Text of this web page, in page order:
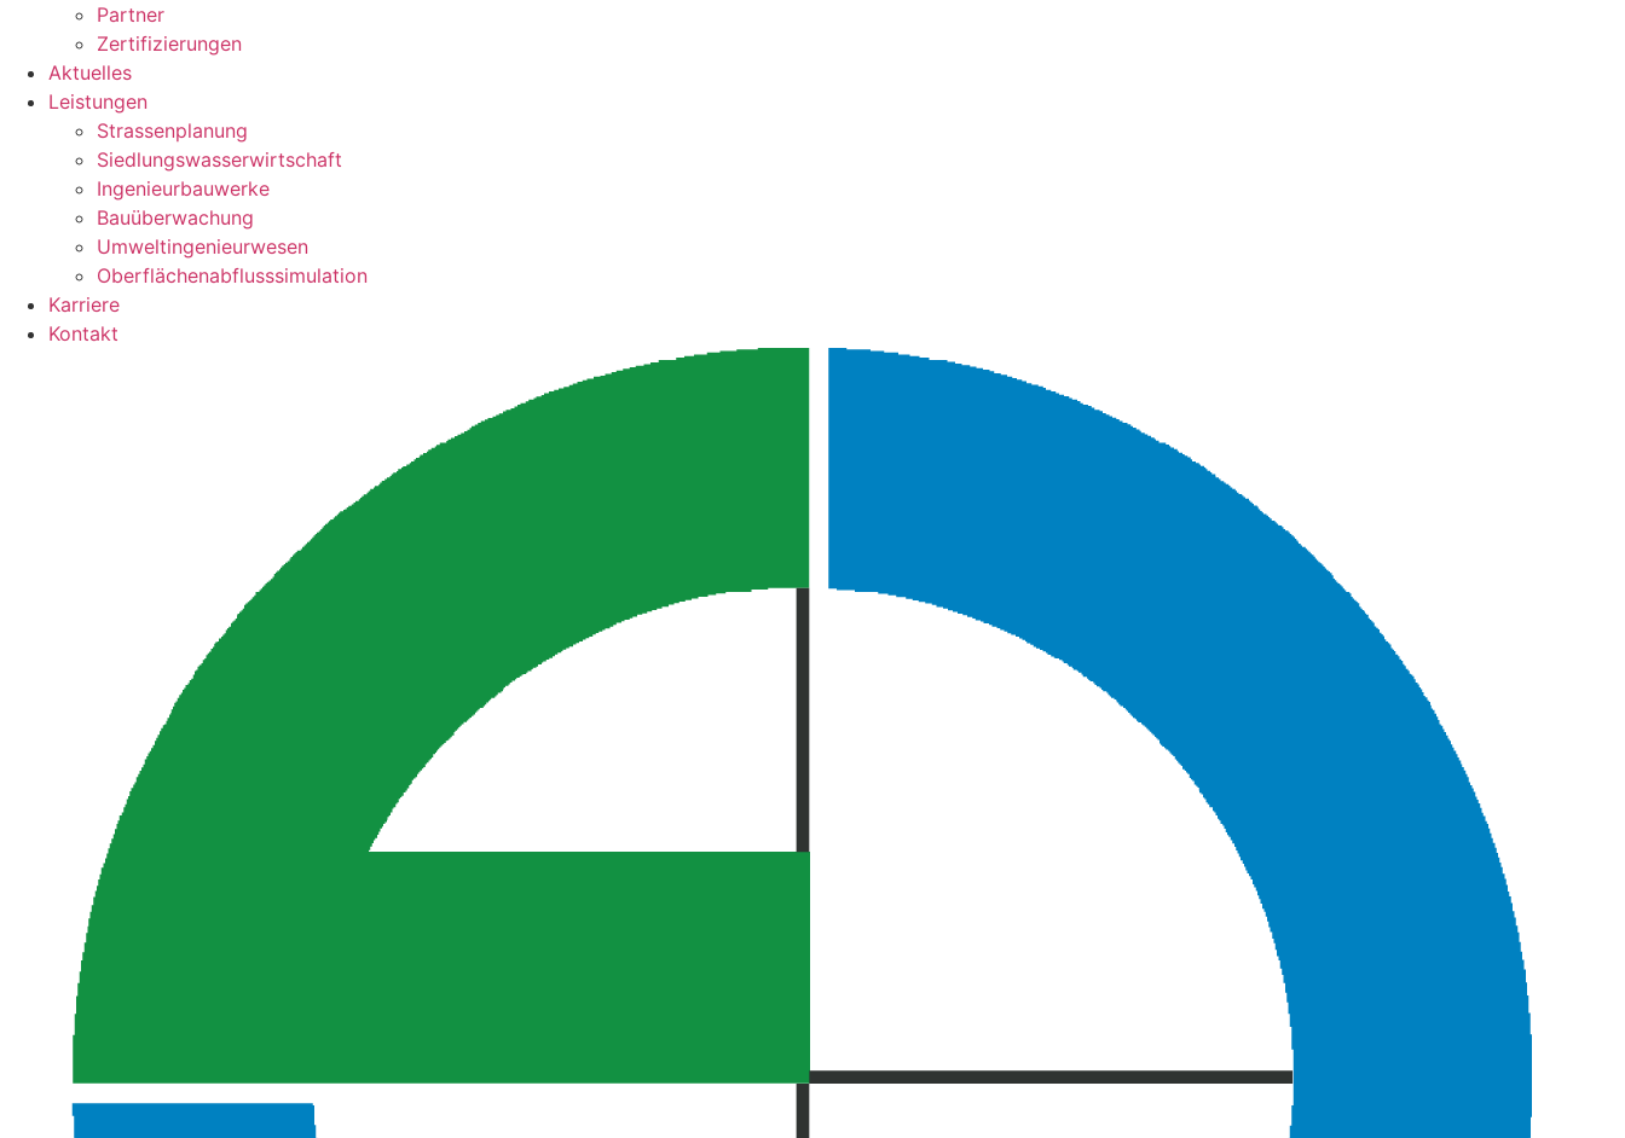
Partner
Zertifizierungen
Aktuelles
Leistungen
Strassenplanung
Siedlungswasserwirtschaft
Ingenieurbauwerke
Bauüberwachung
Umweltingenieurwesen
Oberflächenabflusssimulation
Karriere
Kontakt